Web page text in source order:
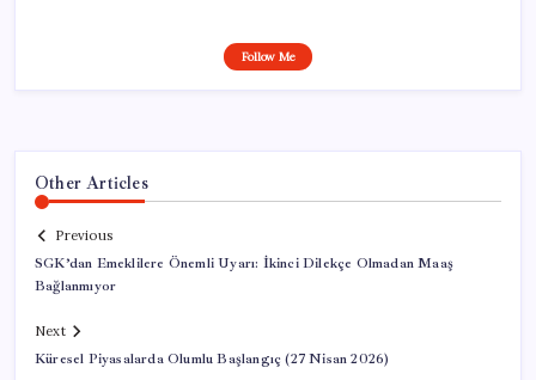
Follow Me
Other Articles
Previous
SGK’dan Emeklilere Önemli Uyarı: İkinci Dilekçe Olmadan Maaş
Bağlanmıyor
Next
Küresel Piyasalarda Olumlu Başlangıç (27 Nisan 2026)